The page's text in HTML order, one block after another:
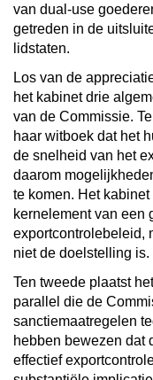
van dual-use
getreden in de
lidstaten.
Los van de
het kabinet drie
van de Commissie.
haar witboek dat het
de snelheid van het
daarom
te komen. Het
kernelement van een
exportcontrolebeleid,
niet de doelstelling is.
Ten tweede plaatst
parallel die de
sanctiemaatregelen
hebben bewezen dat
effectief